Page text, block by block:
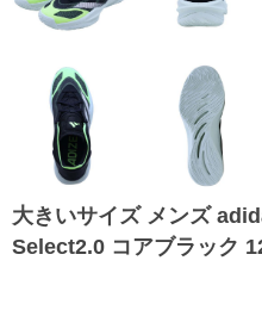
大きいサイズ メンズ
Select2.0 コアブラック